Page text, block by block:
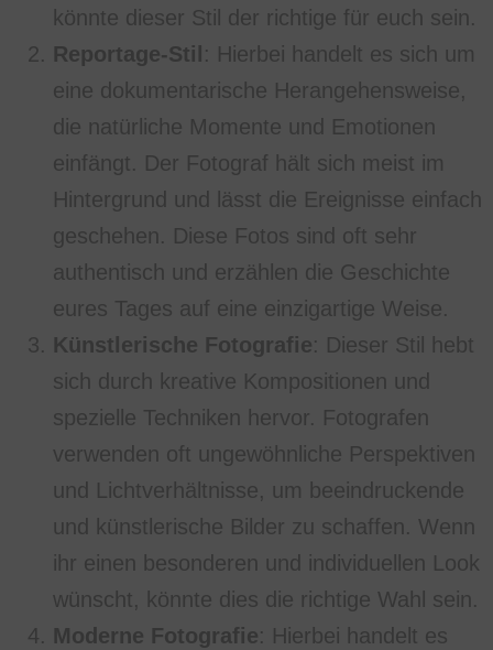
könnte dieser Stil der richtige für euch sein.
Reportage-Stil : Hierbei handelt es sich um
eine dokumentarische Herangehensweise,
die natürliche Momente und Emotionen
einfängt. Der Fotograf hält sich meist im
Hintergrund und lässt die Ereignisse einfach
geschehen. Diese Fotos sind oft sehr
authentisch und erzählen die Geschichte
eures Tages auf eine einzigartige Weise.
Künstlerische Fotografie: Dieser Stil hebt
sich durch kreative Kompositionen und
spezielle Techniken hervor. Fotografen
verwenden oft ungewöhnliche Perspektiven
und Lichtverhältnisse, um beeindruckende
und künstlerische Bilder zu schaffen. Wenn
ihr einen besonderen und individuellen Look
wünscht, könnte dies die richtige Wahl sein.
Moderne Fotografie: Hierbei handelt es